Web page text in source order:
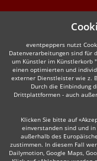
eventpeppers nutzt
Datenverarbeitungen sind für
um Künstler im Künstlerkorb
einen optimierten und
externer Dienstleister wie z.
Durch die Einbindung
Drittplattformen - auch
Klicken Sie bitte auf
einverstanden sind und
außerhalb des
zustimmen. In diesem Fall
Dailymotion, Google Maps,